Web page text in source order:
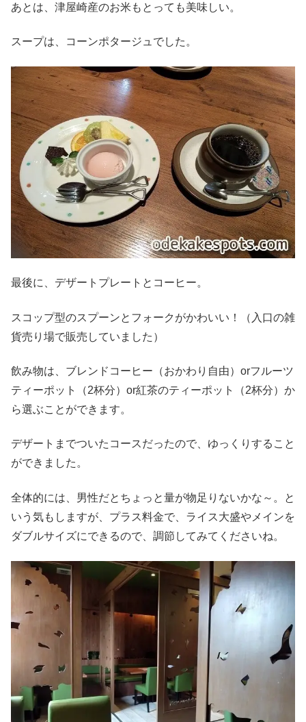
あとは、津屋崎産のお米もとっても美味しい。
スープは、コーンポタージュでした。
最後に、デザートプレートとコーヒー。
スコップ型のスプーンとフォークがかわいい！（入口の雑
貨売り場で販売していました）
飲み物は、ブレンドコーヒー（おかわり自由）orフルーツ
ティーポット（2杯分）or紅茶のティーポット（2杯分）か
ら選ぶことができます。
デザートまでついたコースだったので、ゆっくりすること
ができました。
全体的には、男性だとちょっと量が物足りないかな～。と
いう気もしますが、プラス料金で、ライス大盛やメインを
ダブルサイズにできるので、調節してみてくださいね。